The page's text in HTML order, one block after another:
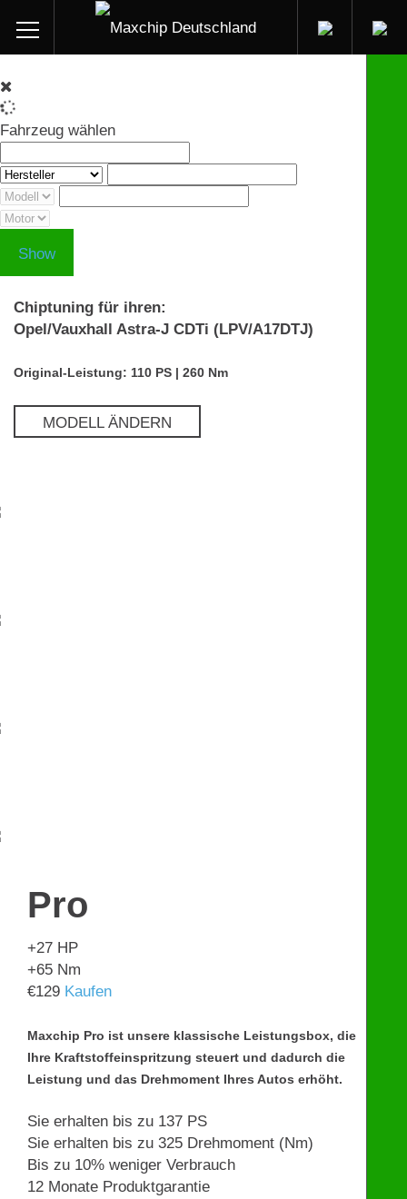
Fahrzeug wählen
Show
Chiptuning für ihren:
Opel/Vauxhall Astra-J CDTi (LPV/A17DTJ)
Original-Leistung: 110 PS | 260 Nm
MODELL ÄNDERN
Pro
+27 HP
+65 Nm
€129 Kaufen
Maxchip Pro ist unsere klassische Leistungsbox, die
Ihre Kraftstoffeinspritzung steuert und dadurch die
Leistung und das Drehmoment Ihres Autos erhöht.
Sie erhalten bis zu 137 PS
Sie erhalten bis zu 325 Drehmoment (Nm)
Bis zu 10% weniger Verbrauch
12 Monate Produktgarantie